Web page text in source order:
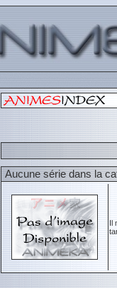
Aucune série dans la
Il